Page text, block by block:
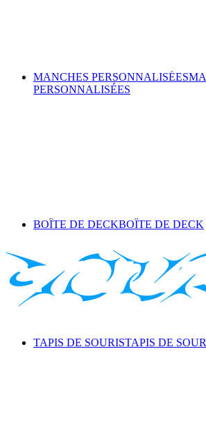
MANCHES PERSONNALISÉES
PERSONNALISÉES
BOÎTE DE DECKBOÎTE DE DECK
TAPIS DE SOURISTAPIS DE